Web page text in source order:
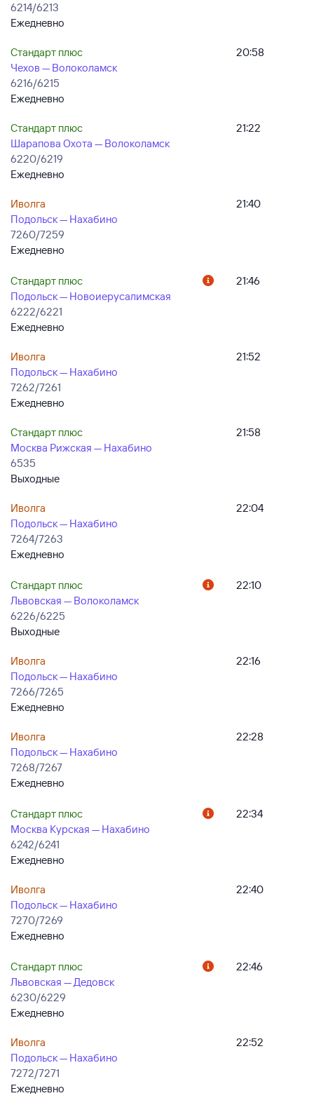
6214/6213
Ежедневно
Стандарт плюс
Чехов — Волоколамск
6216/6215
Ежедневно
20:58
Стандарт плюс
Шарапова Охота — Волоколамск
6220/6219
Ежедневно
21:22
Иволга
Подольск — Нахабино
7260/7259
Ежедневно
21:40
Стандарт плюс
Подольск — Новоиерусалимская
6222/6221
Ежедневно
21:46
Иволга
Подольск — Нахабино
7262/7261
Ежедневно
21:52
Стандарт плюс
Москва Рижская — Нахабино
6535
Выходные
21:58
Иволга
Подольск — Нахабино
7264/7263
Ежедневно
22:04
Стандарт плюс
Львовская — Волоколамск
6226/6225
Выходные
22:10
Иволга
Подольск — Нахабино
7266/7265
Ежедневно
22:16
Иволга
Подольск — Нахабино
7268/7267
Ежедневно
22:28
Стандарт плюс
Москва Курская — Нахабино
6242/6241
Ежедневно
22:34
Иволга
Подольск — Нахабино
7270/7269
Ежедневно
22:40
Стандарт плюс
Львовская — Дедовск
6230/6229
Ежедневно
22:46
Иволга
Подольск — Нахабино
7272/7271
Ежедневно
22:52